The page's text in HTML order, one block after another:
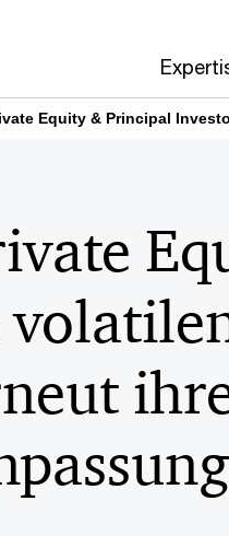
Equity & Principal